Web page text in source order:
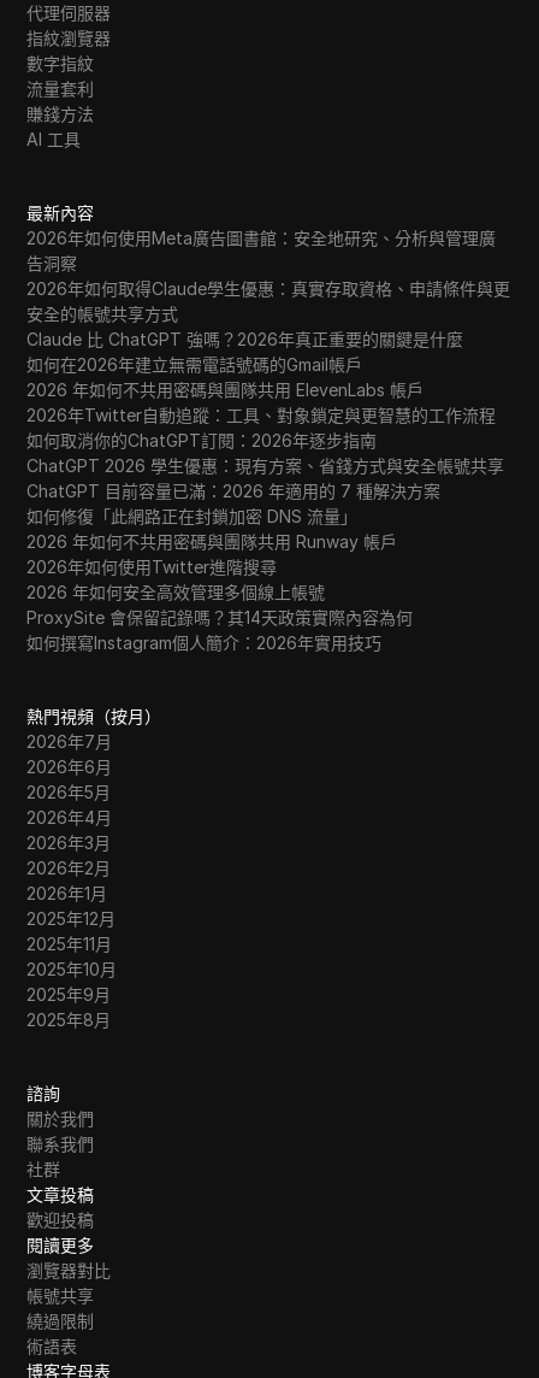
代理伺服器
指紋瀏覽器
數字指紋
流量套利
賺錢方法
AI 工具
最新內容
2026年如何使用Meta廣告圖書館：安全地研究、分析與管理廣
告洞察
2026年如何取得Claude學生優惠：真實存取資格、申請條件與更
安全的帳號共享方式
Claude 比 ChatGPT 強嗎？2026年真正重要的關鍵是什麼
如何在2026年建立無需電話號碼的Gmail帳戶
2026 年如何不共用密碼與團隊共用 ElevenLabs 帳戶
2026年Twitter自動追蹤：工具、對象鎖定與更智慧的工作流程
如何取消你的ChatGPT訂閱：2026年逐步指南
ChatGPT 2026 學生優惠：現有方案、省錢方式與安全帳號共享
ChatGPT 目前容量已滿：2026 年適用的 7 種解決方案
如何修復「此網路正在封鎖加密 DNS 流量」
2026 年如何不共用密碼與團隊共用 Runway 帳戶
2026年如何使用Twitter進階搜尋
2026 年如何安全高效管理多個線上帳號
ProxySite 會保留記錄嗎？其14天政策實際內容為何
如何撰寫Instagram個人簡介：2026年實用技巧
熱門視頻（按月）
2026年7月
2026年6月
2026年5月
2026年4月
2026年3月
2026年2月
2026年1月
2025年12月
2025年11月
2025年10月
2025年9月
2025年8月
諮詢
關於我們
聯系我們
社群
文章投稿
歡迎投稿
閱讀更多
瀏覽器對比
帳號共享
繞過限制
術語表
博客字母表